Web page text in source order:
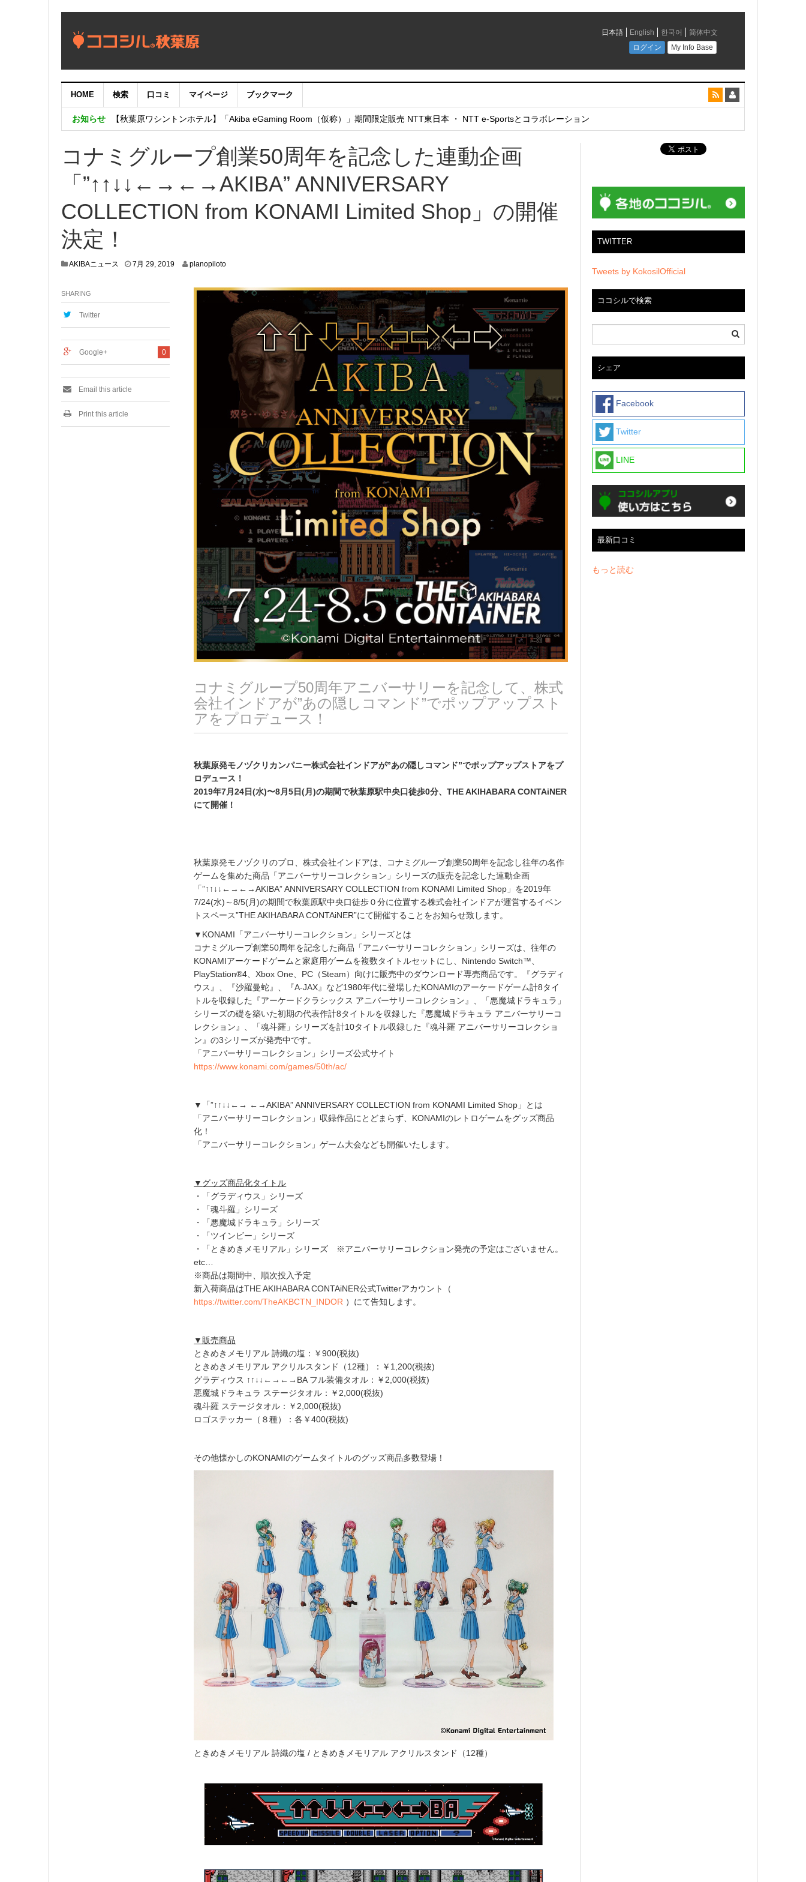
HOME 検索 口コミ マイページ ブックマーク
お知らせ
【重要：9月5日（火）22時】ココシル：アカウントサービス移行のお知らせ
【秋葉原ワシントンホテル】「Akiba eGaming Room（仮称）」期間限定販売 NTT東日本 ・ NTT e-Sportsとコラボレーション
コナミグループ創業50周年を記念した連動企画
「”↑↑↓↓←→←→AKIBA” ANNIVERSARY
COLLECTION from KONAMI Limited Shop」の開催
決定！
AKIBAニュース 7月 29, 20197
planopiloto
コナミグループ50周年アニバーサリーを記念して、株式
会社インドアが”あの隠しコマンド”でポップアップスト
アをプロデュース！
秋葉原発モノヅクリカンパニー株式会社インドアが”あの隠しコマンド”でポップアップストアをプ
ロデュース！
2019年7月24日(水)〜8月5日(月)の期間で秋葉原駅中央口徒歩0分、THE AKIHABARA CONTAiNER
にて開催！
秋葉原発モノヅクリのプロ、株式会社インドアは、コナミグループ創業50周年を記念し往年の名作
ゲームを集めた商品「アニバーサリーコレクション」シリーズの販売を記念した連動企画
「”↑↑↓↓←→←→AKIBA” ANNIVERSARY COLLECTION from KONAMI Limited Shop」を2019年
7/24(水)～8/5(月)の期間で秋葉原駅中央口徒歩０分に位置する株式会社インドアが運営するイベン
トスペース”THE AKIHABARA CONTAiNER”にて開催することをお知らせ致します。
▼KONAMI「アニバーサリーコレクション」シリーズとは
コナミグループ創業50周年を記念した商品「アニバーサリーコレクション」シリーズは、往年の
KONAMIアーケードゲームと家庭用ゲームを複数タイトルセットにし、Nintendo Switch™、
PlayStation®4、Xbox One、PC（Steam）向けに販売中のダウンロード専売商品です。『グラディ
ウス』、『沙羅曼蛇』、『A-JAX』など1980年代に登場したKONAMIのアーケードゲーム計8タイ
トルを収録した『アーケードクラシックス アニバーサリーコレクション』、「悪魔城ドラキュラ」
シリーズの礎を築いた初期の代表作計8タイトルを収録した『悪魔城ドラキュラ アニバーサリーコ
レクション』、「魂斗羅」シリーズを計10タイトル収録した『魂斗羅 アニバーサリーコレクショ
ン』の3シリーズが発売中です。
「アニバーサリーコレクション」シリーズ公式サイト
https://www.konami.com/games/50th/ac/
▼「”↑↑↓↓←→ ←→AKIBA” ANNIVERSARY COLLECTION from KONAMI Limited Shop」とは
「アニバーサリーコレクション」収録作品にとどまらず、KONAMIのレトロゲームをグッズ商品
化！
「アニバーサリーコレクション」ゲーム大会なども開催いたします。
▼ グッズ商品化タイトル
・「グラディウス」シリーズ
・「魂斗羅」シリーズ
・「悪魔城ドラキュラ」シリーズ
・「ツインビー」シリーズ
・「ときめきメモリアル」シリーズ ※アニバーサリーコレクション発売の予定はございません。
etc…
※商品は期間中、順次投入予定
新入荷商品はTHE AKIHABARA CONTAiNER公式Twitterアカウント（
https://twitter.com/TheAKBCTN_INDOR ）にて告知します。
▼販売商品
ときめきメモリアル 詩織の塩：￥900(税抜)
ときめきメモリアル アクリルスタンド（12種）：￥1,200(税抜)
グラディウス ↑↑↓↓←→←→BA フル装備タオル：￥2,000(税抜)
悪魔城ドラキュラ ステージタオル：￥2,000(税抜)
魂斗羅 ステージタオル：￥2,000(税抜)
ロゴステッカー（８種）：各￥400(税抜)
その他懐かしのKONAMIのゲームタイトルのグッズ商品多数登場！
ときめきメモリアル 詩織の塩 / ときめきメモリアル アクリルスタンド（12種）
SHARING
Twitter
0
Google+
Email this article
Print this article
TWITTER
Tweets by KokosilOfficial
ココシルで検索
シェア
Facebook
Twitter
LINE
最新口コミ
もっと読む